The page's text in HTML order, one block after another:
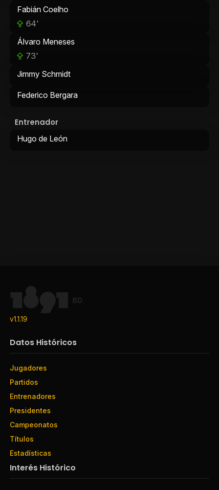
Fabián Coelho
64'
Álvaro Meneses
73'
Jimmy Schmidt
Federico Bergara
Entrenador
Hugo de León
BD
v1.1.19
Datos Históricos
Jugadores
Partidos
Entrenadores
Presidentes
Campeonatos
Títulos
Estadísticas
Interés Histórico